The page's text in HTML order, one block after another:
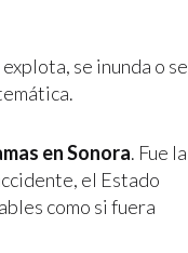
explota, se inunda o se
en Sonora. Fue la
el Estado
como si fuera